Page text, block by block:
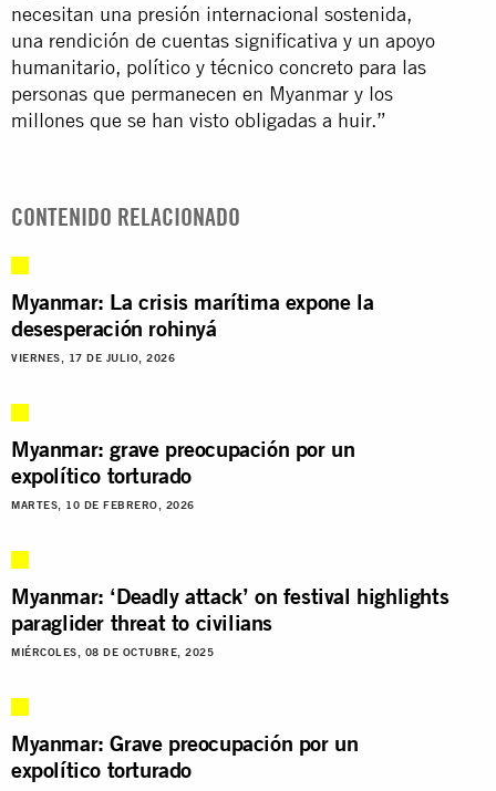
necesitan una presión internacional sostenida,
una rendición de cuentas significativa y un apoyo
humanitario, político y técnico concreto para las
personas que permanecen en Myanmar y los
millones que se han visto obligadas a huir.”
CONTENIDO RELACIONADO
Myanmar: La crisis marítima expone la
desesperación rohinyá
VIERNES, 17 DE JULIO, 2026
Myanmar: grave preocupación por un
expolítico torturado
MARTES, 10 DE FEBRERO, 2026
Myanmar: ‘Deadly attack’ on festival highlights
paraglider threat to civilians
MIÉRCOLES, 08 DE OCTUBRE, 2025
Myanmar: Grave preocupación por un
expolítico torturado